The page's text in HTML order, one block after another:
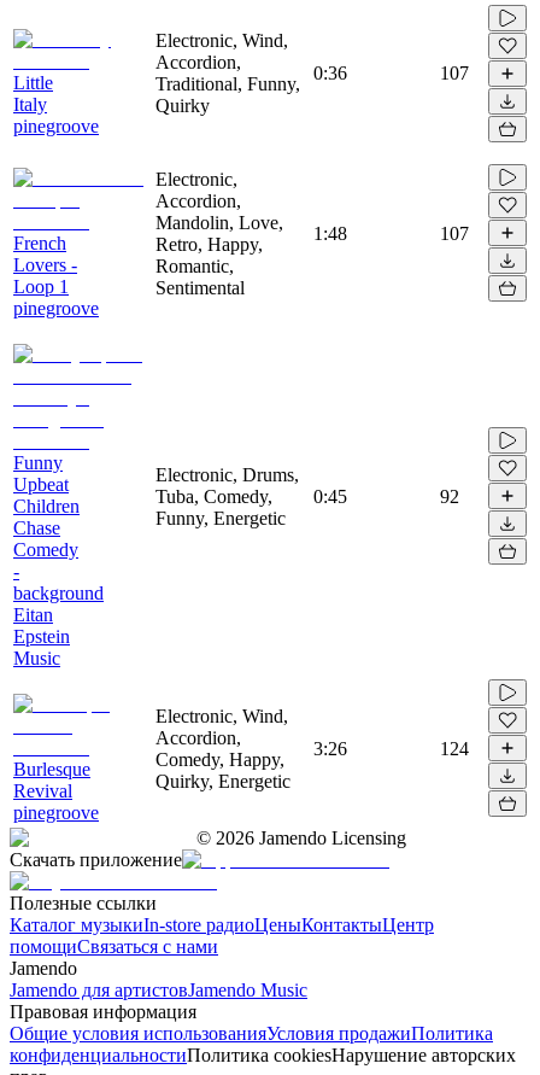
Little
Italy
pinegroove
Electronic, Wind,
Accordion,
Traditional, Funny,
Quirky
0:36 107
French
Lovers -
Loop 1
pinegroove
Electronic,
Accordion,
Mandolin, Love,
Retro, Happy,
Romantic,
Sentimental
1:48 107
Funny
Upbeat
Children
Chase
Comedy
-
background
Eitan
Epstein
Music
Electronic, Drums,
Tuba, Comedy,
Funny, Energetic
0:45 92
Burlesque
Revival
pinegroove
Electronic, Wind,
Accordion,
Comedy, Happy,
Quirky, Energetic
3:26 124
© 2026 Jamendo Licensing
Скачать приложение
Полезные ссылки
Каталог музыкиIn-store радиоЦеныКонтактыЦентр
помощиСвязаться с нами
Jamendo
Jamendo для артистовJamendo Music
Правовая информация
Общие условия использованияУсловия продажиПолитика
конфиденциальностиПолитика cookiesНарушение авторских